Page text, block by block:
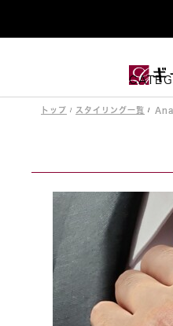
トップ スタイリング一覧